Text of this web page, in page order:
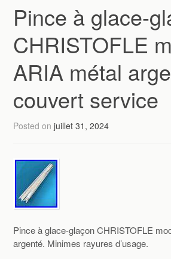
Pince à glace-
CHRISTOFLE
ARIA métal
couvert service
Posted onjuillet 31, 2024
Pince à glace-glaçon CHRISTOFLE
argenté. Minimes rayures d’usage.